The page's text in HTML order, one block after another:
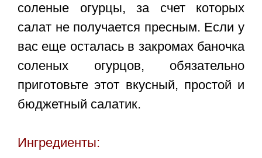
соленые огурцы, за счет которых
салат не получается пресным. Если у
вас еще осталась в закромах баночка
соленых огурцов, обязательно
приготовьте этот вкусный, простой и
бюджетный салатик.
Ингредиенты: